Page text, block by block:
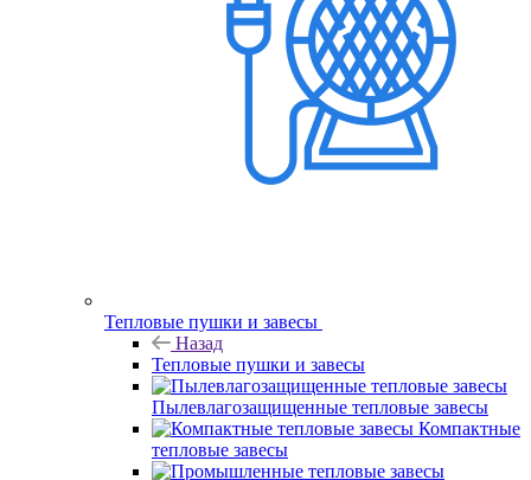
Тепловые пушки и завесы
Назад
Тепловые пушки и завесы
Пылевлагозащищенные тепловые завесы
Компактные
тепловые завесы